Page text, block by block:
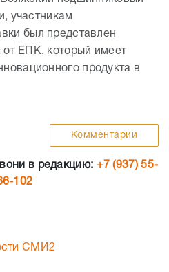
участникам
был представлен
ЕПК, который имеет
продукта в
Комментарии
в редакцию: +7 (937) 55-
102
СМИ2